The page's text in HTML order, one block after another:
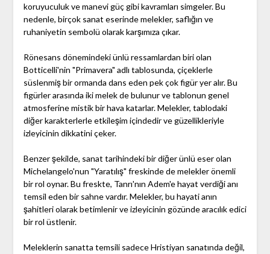
koruyuculuk ve manevi güç gibi kavramları simgeler. Bu
nedenle, birçok sanat eserinde melekler, saflığın ve
ruhaniyetin sembolü olarak karşımıza çıkar.
Rönesans dönemindeki ünlü ressamlardan biri olan
Botticelli'nin "Primavera" adlı tablosunda, çiçeklerle
süslenmiş bir ormanda dans eden pek çok figür yer alır. Bu
figürler arasında iki melek de bulunur ve tablonun genel
atmosferine mistik bir hava katarlar. Melekler, tablodaki
diğer karakterlerle etkileşim içindedir ve güzellikleriyle
izleyicinin dikkatini çeker.
Benzer şekilde, sanat tarihindeki bir diğer ünlü eser olan
Michelangelo'nun "Yaratılış" freskinde de melekler önemli
bir rol oynar. Bu freskte, Tanrı'nın Adem'e hayat verdiği anı
temsil eden bir sahne vardır. Melekler, bu hayati anın
şahitleri olarak betimlenir ve izleyicinin gözünde aracılık edici
bir rol üstlenir.
Meleklerin sanatta temsili sadece Hristiyan sanatında değil,